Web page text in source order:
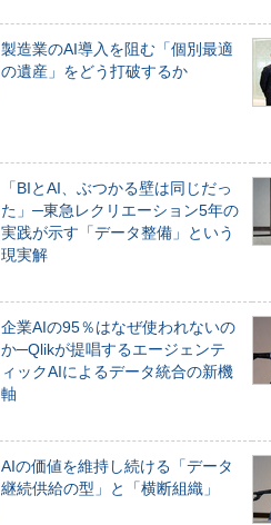
製造業のAI導入を阻む「個別最適
の遺産」をどう打破するか
「BIとAI、ぶつかる壁は同じだっ
た」─東急レクリエーション5年の
実践が示す「データ整備」という
現実解
企業AIの95％はなぜ使われないの
か─Qlikが提唱するエージェンテ
ィックAIによるデータ統合の新機
軸
AIの価値を維持し続ける「データ
継続供給の型」と「横断組織」